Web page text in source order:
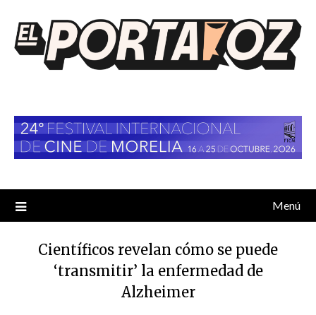
contenido
Menú
Científicos revelan cómo se puede
‘transmitir’ la enfermedad de
Alzheimer